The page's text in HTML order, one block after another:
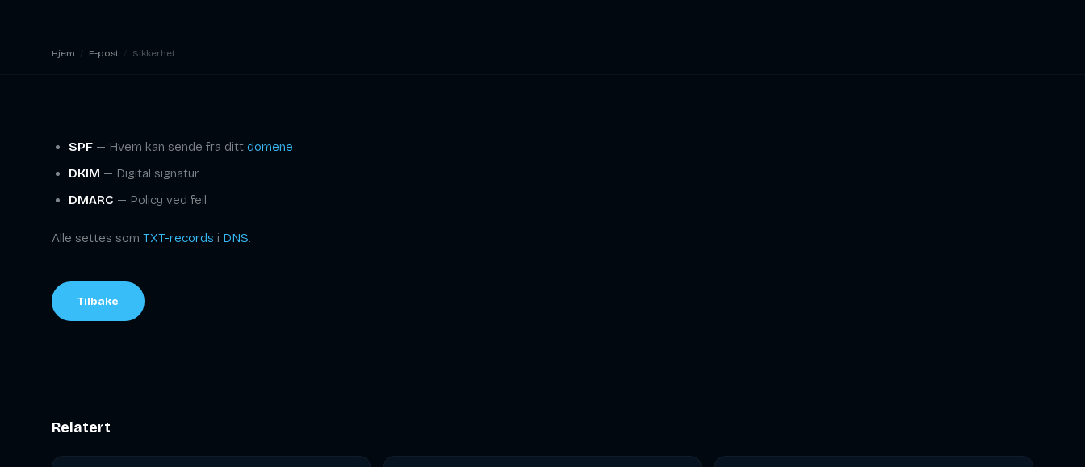
Hjem E-post Sikkerhet
SPF— Hvem kan sende fra ditt domene
DKIM — Digital signatur
DMARC — Policy ved feil
Alle settes som TXT-records i DNS.
Tilbake
Relatert